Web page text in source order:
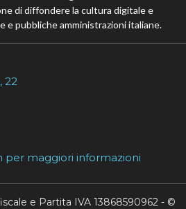
di diffondere la cultura digitale e
e pubbliche amministrazioni italiane.
22
per maggiori informazioni
e Partita IVA 13868590962 - ©